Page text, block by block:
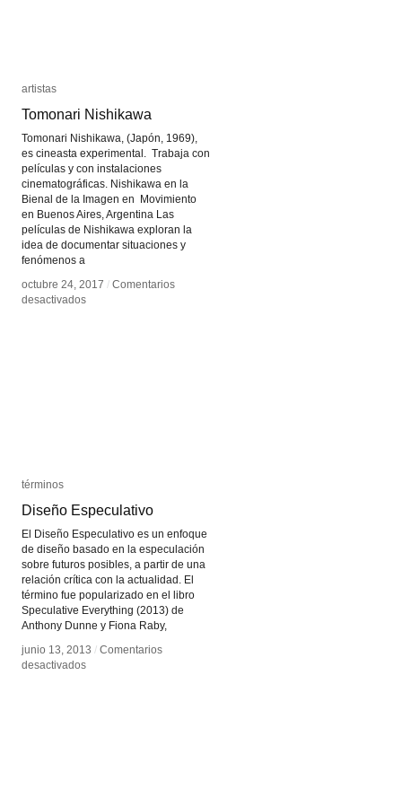
artistas
Tomonari Nishikawa
Tomonari Nishikawa, (Japón, 1969),
es cineasta experimental. Trabaja con
películas y con instalaciones
cinematográficas. Nishikawa en la
Bienal de la Imagen en Movimiento
en Buenos Aires, Argentina Las
películas de Nishikawa exploran la
idea de documentar situaciones y
fenómenos a
octubre 24, 2017 / Comentarios
desactivadosen
artistas
Tomonari Nishikawa
octubre 24, 2017 / Comentarios
desactivadosen
términos
Diseño Especulativo
El Diseño Especulativo es un enfoque
de diseño basado en la especulación
sobre futuros posibles, a partir de una
relación crítica con la actualidad. El
término fue popularizado en el libro
Speculative Everything (2013) de
Anthony Dunne y Fiona Raby,
junio 13, 2013 / Comentarios
desactivadosen
términos
Diseño Especulativo
junio 13, 2013 / Comentarios
desactivadosen